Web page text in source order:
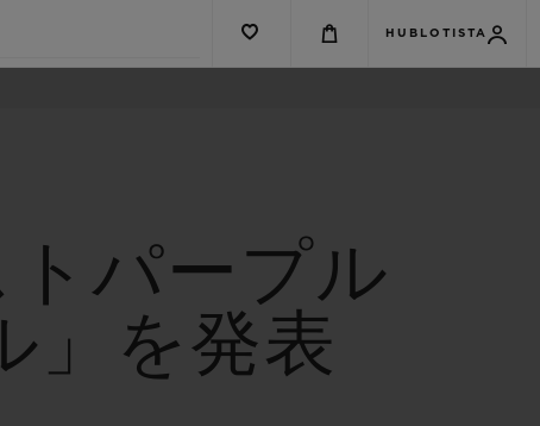
HUBLOTISTA
パープル
」を発表